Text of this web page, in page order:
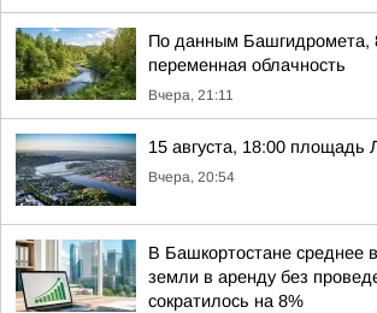
По данным Башгидромета,
переменная облачность
Вчера, 21:11
15 августа, 18:00
Вчера, 20:54
В Башкортостане среднее
земли в аренду без
сократилось на 8%